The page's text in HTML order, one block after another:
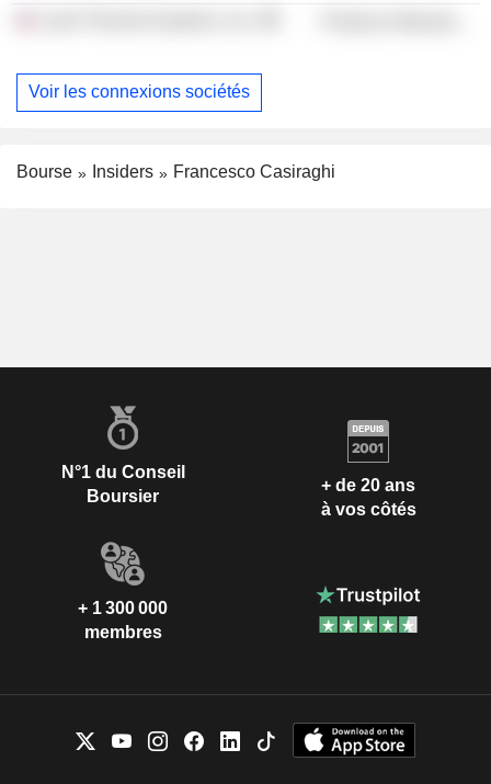
Voir les connexions sociétés
Bourse Insiders Francesco Casiraghi
N°1 du Conseil
Boursier
+ de 20 ans
à vos côtés
+ 1 300 000
membres